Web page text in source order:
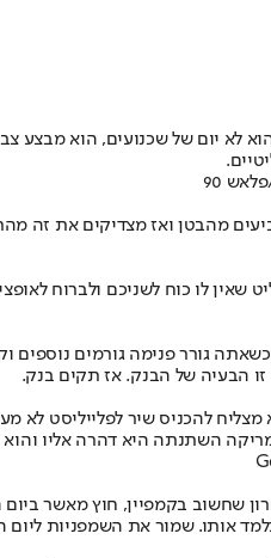
לא יום של שכנועים, הוא מבצע
90
מהבטן ואז מצדיקים את זה
שאין לו כוח לשניכם ולברוח
גורר פנימה גורמים נוספים
להכניס שיר לפלייליסט לא
השתנתה היא דהרה אליו והוא
שחשוב בקמפיין, חוץ מאשר
אותו. שמור את השמפניות ליום